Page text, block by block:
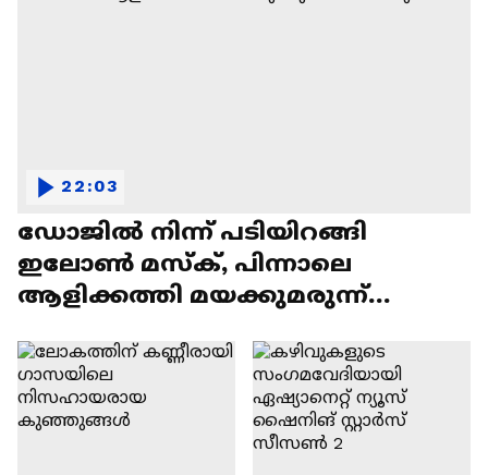
ഡോജിൽ നിന്ന് പടിയിറങ്ങി
ഇലോൺ മസ്ക്, പിന്നാലെ
ആളിക്കത്തി മയക്കുമരുന്ന്
22:03